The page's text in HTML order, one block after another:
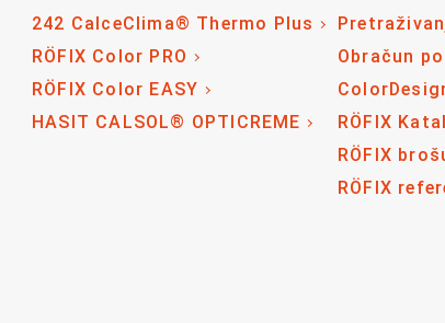
242 CalceClima® Thermo Plus
RÖFIX Color PRO
RÖFIX Color EASY
HASIT CALSOL® OPTICREME
Obračun
RÖFIX
RÖFIX
RÖFIX